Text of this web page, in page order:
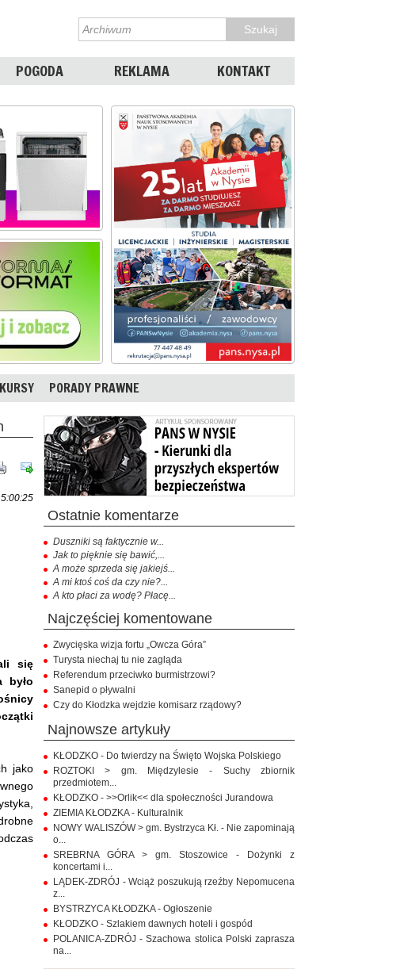
POGODA REKLAMA KONTAKT
PORADY PRAWNE
się
było
jako
ostatnie komentarze
Duszniki są faktycznie w...
Jak to pięknie się bawić,...
A może sprzeda się jakiejś...
A mi ktoś coś da czy nie?...
A kto płaci za wodę? Płacę...
najczęściej komentowane
Zwycięska wizja fortu „Owcza Góra”
Turysta niechaj tu nie zagląda
Referendum przeciwko burmistrzowi?
Sanepid o pływalni
Czy do Kłodzka wejdzie komisarz rządowy?
najnowsze artykuły
KŁODZKO - Do twierdzy na Święto Wojska Polskiego
ROZTOKI > gm. Międzylesie - Suchy zbiornik
przedmiotem...
KŁODZKO - >>Orlik<< dla społeczności Jurandowa
ZIEMIA KŁODZKA - Kulturalnik
NOWY WALISZÓW > gm. Bystrzyca Kł. - Nie zapominają
o...
SREBRNA GÓRA > gm. Stoszowice - Dożynki z
koncertami i...
LĄDEK-ZDRÓJ - Wciąż poszukują rzeźby Nepomucena
z...
BYSTRZYCA KŁODZKA - Ogłoszenie
KŁODZKO - Szlakiem dawnych hoteli i gospód
POLANICA-ZDRÓJ - Szachowa stolica Polski zaprasza
na...